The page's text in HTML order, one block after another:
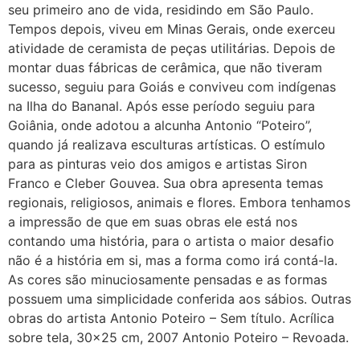
seu primeiro ano de vida, residindo em São Paulo.
Tempos depois, viveu em Minas Gerais, onde exerceu
atividade de ceramista de peças utilitárias. Depois de
montar duas fábricas de cerâmica, que não tiveram
sucesso, seguiu para Goiás e conviveu com indígenas
na Ilha do Bananal. Após esse período seguiu para
Goiânia, onde adotou a alcunha Antonio “Poteiro”,
quando já realizava esculturas artísticas. O estímulo
para as pinturas veio dos amigos e artistas Siron
Franco e Cleber Gouvea. Sua obra apresenta temas
regionais, religiosos, animais e flores. Embora tenhamos
a impressão de que em suas obras ele está nos
contando uma história, para o artista o maior desafio
não é a história em si, mas a forma como irá contá-la.
As cores são minuciosamente pensadas e as formas
possuem uma simplicidade conferida aos sábios. Outras
obras do artista Antonio Poteiro – Sem título. Acrílica
sobre tela, 30×25 cm, 2007 Antonio Poteiro – Revoada.